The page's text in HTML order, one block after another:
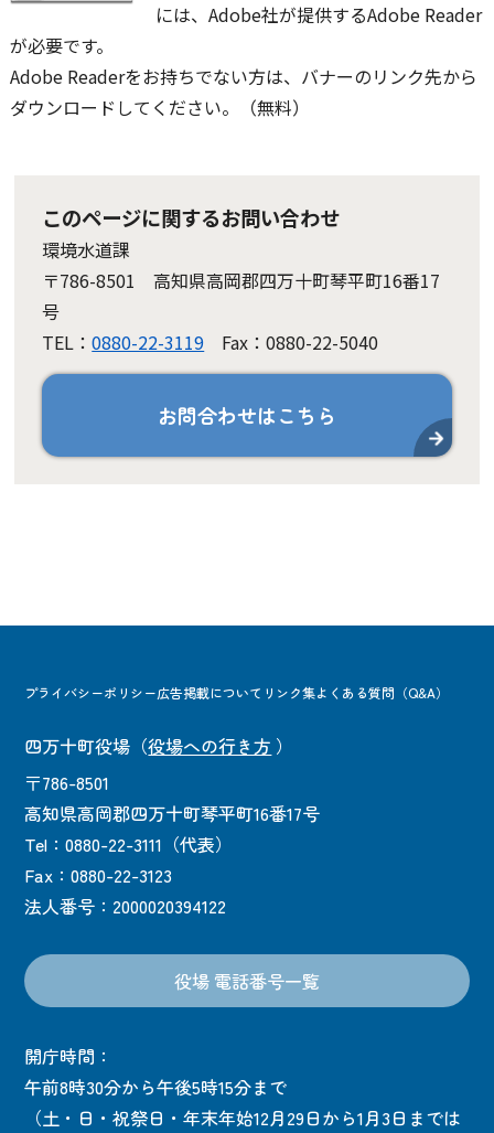
には、Adobe社が提供するAdobe Reader
が必要です。
Adobe Readerをお持ちでない方は、バナーのリンク先から
ダウンロードしてください。（無料）
このページに関するお問い合わせ
環境水道課
〒786-8501 高知県高岡郡四万十町琴平町16番17
号
TEL：0880-22-3119 Fax：0880-22-5040
お問合わせはこちら
プライバシーポリシー広告掲載について リンク集よくある質問（Q&A）
四万十町役場 （役場への行き方 ）
〒786-8501
高知県高岡郡四万十町琴平町16番17号
Tel：0880-22-3111（代表）
Fax：0880-22-3123
法人番号：2000020394122
役場 電話番号一覧
開庁時間：
午前8時30分から午後5時15分まで
（土・日・祝祭日・年末年始12月29日から1月3日までは